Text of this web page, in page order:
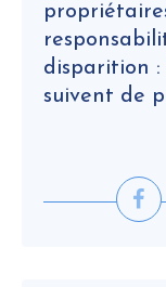
disparition :
suivent de